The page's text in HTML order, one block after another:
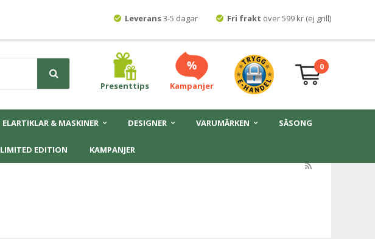
Leverans3-5 dagar Fri frakt över 599 kr (ej grill)
Presenttips Kampanjer
0
ELARTIKLAR & MASKINER DESIGNER VARUMÄRKEN SÄSONG
LIMITED EDITION
KAMPANJER